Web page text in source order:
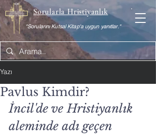
Sorularla Hristiyanlık
"Sorularını Kutsal Kitap'a uygun yanıtlar."
Yazı
Pavlus Kimdir?
İncil'de ve Hristiyanlık
aleminde adı geçen